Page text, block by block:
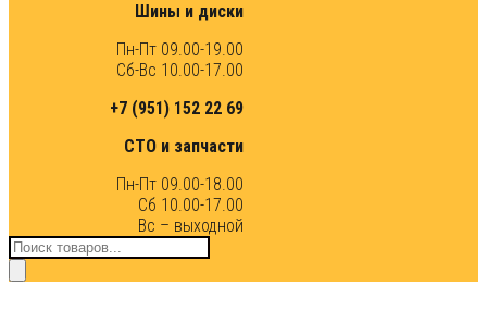
Шины и диски
Пн-Пт 09.00-19.00
Сб-Вс 10.00-17.00
+7 (951) 152 22 69
СТО и запчасти
Пн-Пт 09.00-18.00
Сб 10.00-17.00
Вс – выходной
Поиск
товаров